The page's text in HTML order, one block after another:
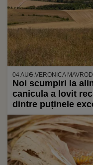
04 AUG.VERONICA
Noi scumpiri la
canicula a lovit
dintre puținele